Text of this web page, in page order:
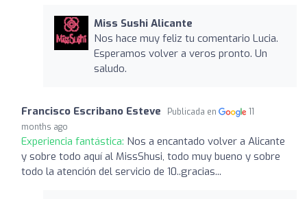
Miss Sushi Alicante
Nos hace muy feliz tu comentario Lucia.
Esperamos volver a veros pronto. Un
saludo.
Francisco Escribano Esteve Publicada en
11
months ago
Experiencia fantástica: Nos a encantado volver a Alicante
y sobre todo aquí al MissShusi, todo muy bueno y sobre
todo la atención del servicio de 10..gracias...